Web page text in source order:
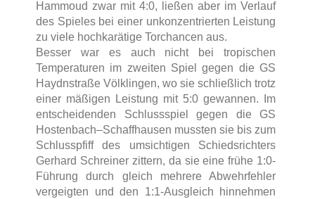
Hammoud zwar mit 4:0, ließen aber im Verlauf
des Spieles bei einer unkonzentrierten Leistung
zu viele hochkarätige Torchancen aus.
Besser war es auch nicht bei tropischen
Temperaturen im zweiten Spiel gegen die GS
Haydnstraße Völklingen, wo sie schließlich trotz
einer mäßigen Leistung mit 5:0 gewannen. Im
entscheidenden Schlussspiel gegen die GS
Hostenbach–Schaffhausen mussten sie bis zum
Schlusspfiff des umsichtigen Schiedsrichters
Gerhard Schreiner zittern, da sie eine frühe 1:0-
Führung durch gleich mehrere Abwehrfehler
vergeigten und den 1:1-Ausgleich hinnehmen